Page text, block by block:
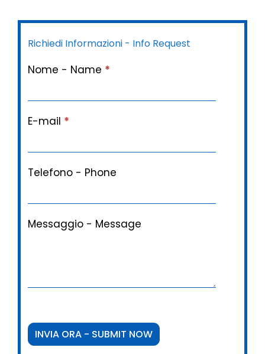
Richiedi Informazioni - Info Request
Nome - Name *
E-mail *
Telefono - Phone
Messaggio - Message